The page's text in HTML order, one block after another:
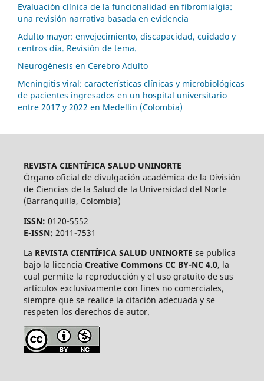
Evaluación clínica de la funcionalidad en fibromialgia:
una revisión narrativa basada en evidencia
Adulto mayor: envejecimiento, discapacidad, cuidado y
centros día. Revisión de tema.
Neurogénesis en Cerebro Adulto
Meningitis viral: características clínicas y microbiológicas
de pacientes ingresados en un hospital universitario
entre 2017 y 2022 en Medellín (Colombia)
REVISTA CIENTÍFICA SALUD UNINORTE
Órgano oficial de divulgación académica de la División
de Ciencias de la Salud de la Universidad del Norte
(Barranquilla, Colombia)
ISSN: 0120-5552
E-ISSN: 2011-7531
La REVISTA CIENTÍFICA SALUD UNINORTE se publica
bajo la licencia Creative Commons CC BY-NC 4.0, la
cual permite la reproducción y el uso gratuito de sus
artículos exclusivamente con fines no comerciales,
siempre que se realice la citación adecuada y se
respeten los derechos de autor.